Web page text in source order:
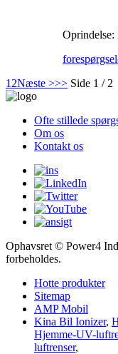
forespørgsel
1 2Næste >>> Side 1 / 2
Ofte stillede
Om os
Kontakt os
Ophavsret © Power4
forbeholdes.
Hotte produkter
Sitemap
AMP Mobil
Kina Bil Ionizer,
Hjemme-UV-
luftrenser,